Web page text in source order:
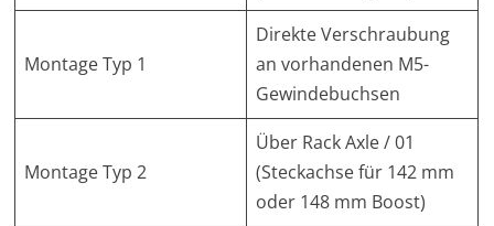
Montage Typ 1
Direkte Verschraubung
an vorhandenen M5-
Gewindebuchsen
Montage Typ 2
Über Rack Axle / 01
(Steckachse für 142 mm
oder 148 mm Boost)